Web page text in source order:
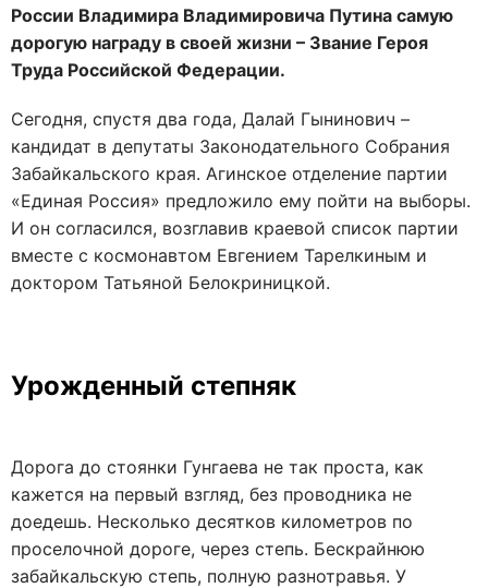
России Владимира Владимировича Путина самую
дорогую награду в своей жизни – Звание Героя
Труда Российской Федерации.
Сегодня, спустя два года, Далай Гынинович –
кандидат в депутаты Законодательного Собрания
Забайкальского края. Агинское отделение партии
«Единая Россия» предложило ему пойти на выборы.
И он согласился, возглавив краевой список партии
вместе с космонавтом Евгением Тарелкиным и
доктором Татьяной Белокриницкой.
Урожденный степняк
Дорога до стоянки Гунгаева не так проста, как
кажется на первый взгляд, без проводника не
доедешь. Несколько десятков километров по
проселочной дороге, через степь. Бескрайнюю
забайкальскую степь, полную разнотравья. У